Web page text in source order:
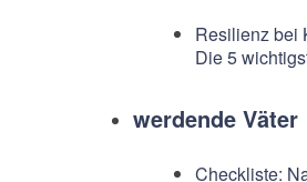
Resilienz bei
Die 5
werdende Väter
Checkliste: